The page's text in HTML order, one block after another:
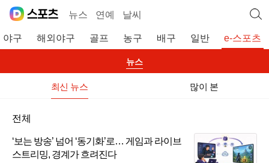
뉴스 연예 날씨
야구 해외야구 골프 농구 배구 일반 e-스포츠
뉴스
최신 뉴스 많이 본
전체
‘보는 방송’ 넘어 ‘동기화’로… 게임과 라이브
스트리밍, 경계가 흐려진다